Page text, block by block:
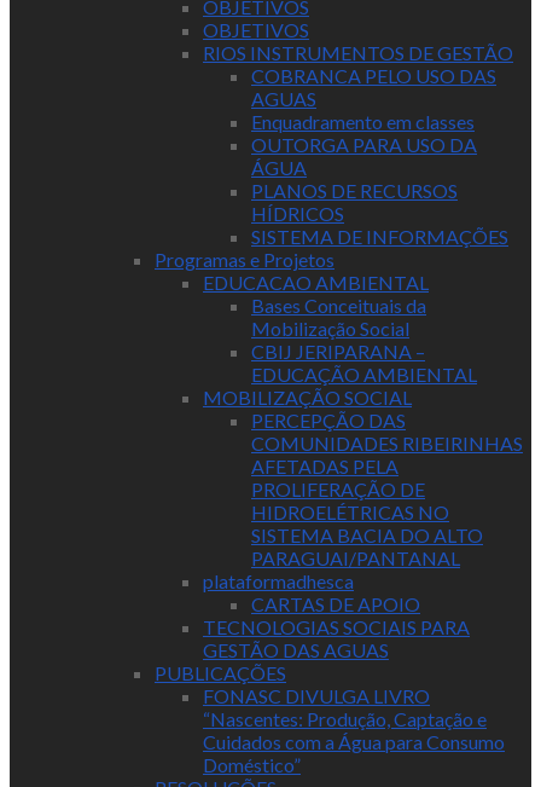
OBJETIVOS
OBJETIVOS
RIOS INSTRUMENTOS DE GESTÃO
COBRANCA PELO USO DAS
AGUAS
Enquadramento em classes
OUTORGA PARA USO DA
ÁGUA
PLANOS DE RECURSOS
HÍDRICOS
SISTEMA DE INFORMAÇÕES
Programas e Projetos
EDUCACAO AMBIENTAL
Bases Conceituais da
Mobilização Social
CBIJ JERIPARANA –
EDUCAÇÃO AMBIENTAL
MOBILIZAÇÃO SOCIAL
PERCEPÇÃO DAS
COMUNIDADES RIBEIRINHAS
AFETADAS PELA
PROLIFERAÇÃO DE
HIDROELÉTRICAS NO
SISTEMA BACIA DO ALTO
PARAGUAI/PANTANAL
plataformadhesca
CARTAS DE APOIO
TECNOLOGIAS SOCIAIS PARA
GESTÃO DAS AGUAS
PUBLICAÇÕES
FONASC DIVULGA LIVRO
“Nascentes: Produção, Captação e
Cuidados com a Água para Consumo
Doméstico”